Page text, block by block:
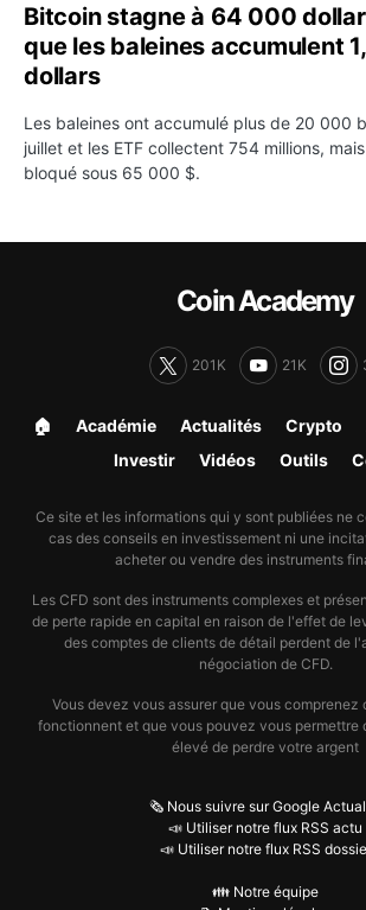
Bitcoin stagne à 64 000
que les baleines accumulent
dollars
Les baleines ont accumulé plus de 20 000
juillet et les ETF collectent 754 millions,
bloqué sous 65 000 $.
Coin Academy
201K 21K
🏠︎ Académie Actualités Crypto
Investir Vidéos Outils
Ce site et les informations qui y sont publiées ne
cas des conseils en investissement ni une
acheter ou vendre des instruments
Les CFD sont des instruments complexes et
de perte rapide en capital en raison de l'effet de
des comptes de clients de détail perdent de
négociation de CFD.
Vous devez vous assurer que vous comprenez
fonctionnent et que vous pouvez vous permettre
élevé de perdre votre argent
🗞️ Nous suivre sur Google
📣 Utiliser notre flux RSS actu
📣 Utiliser notre flux RSS
👪 Notre équipe